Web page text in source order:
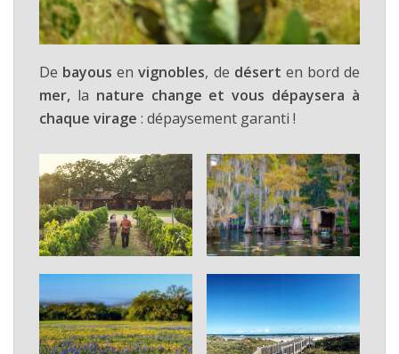
De bayous envignobles, de désert en bord de
mer, la nature change et vous dépaysera à
chaque virage : dépaysement garanti !